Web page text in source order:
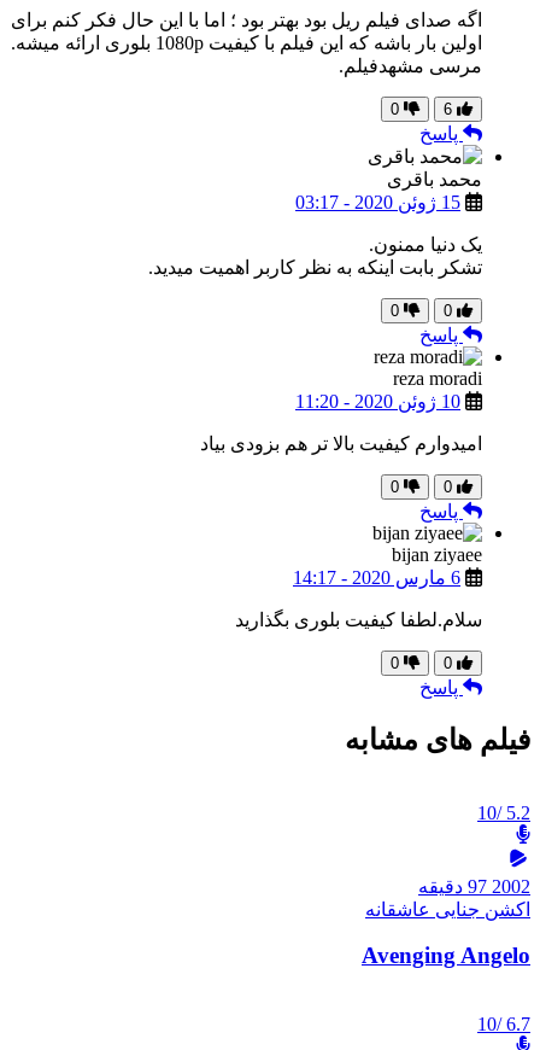
اگه صدای فیلم ریل بود بهتر بود ؛ اما با این حال فکر کنم برای
اولین بار باشه که این فیلم با کیفیت 1080p بلوری ارائه میشه.
مرسی مشهدفیلم.
6
0
پاسخ
محمد باقری
15 ژوئن 2020 - 03:17
یک دنیا ممنون.
تشکر بابت اینکه به نظر کاربر اهمیت میدید.
0
0
پاسخ
reza moradi
10 ژوئن 2020 - 11:20
امیدوارم کیفیت بالا تر هم بزودی بیاد
0
0
پاسخ
bijan ziyaee
6 مارس 2020 - 14:17
سلام.لطفا کیفیت بلوری بگذارید
0
0
پاسخ
فیلم های مشابه
5.2
/10
2002 97 دقیقه
اکشن جنایی عاشقانه
Avenging Angelo
6.7
/10